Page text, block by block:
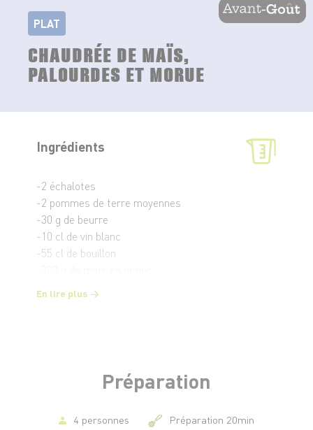
PLAT
CHAUDRÉE DE MAÏS,
PALOURDES ET MORUE
Ingrédients
-2 échalotes
-2 pommes de terre moyennes
-30 g de beurre
-10 cl de vin blanc
-55 cl de bouillon
-400 g de palourdes
En lire plus
Préparation
4 personnes Préparation 20min